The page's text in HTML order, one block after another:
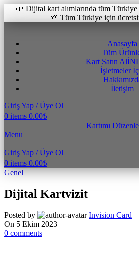
🌱 Dijital kart alımlarında tüm
🌱 Tüm Türkiye için
Anasayfa
Tüm
Kart Satın Al
İşletmeler
İletişim
Giriş Yap / Üye Ol
0 items 0.00₺
Kartımı Düzenle
Menu
Giriş Yap / Üye Ol
0 items 0.00₺
Genel
Dijital Kartvizit
Posted by
Invision Card
On 5 Ekim 2023
0 comments